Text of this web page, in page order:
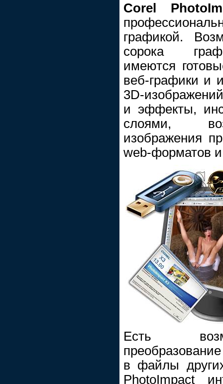
Corel
графикой.
сорока
имеются
веб-графики и
3D-
и эффекты,
слоями,
изображения
web-форматов и
Есть
в файлы
PhotoImpact